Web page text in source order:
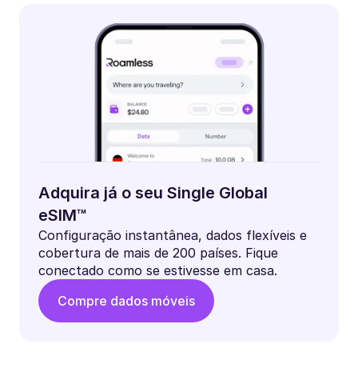
Adquira já o seu Single Global
eSIM™
Configuração instantânea, dados flexíveis e
cobertura de mais de 200 países. Fique
conectado como se estivesse em casa.
Compre dados móveis